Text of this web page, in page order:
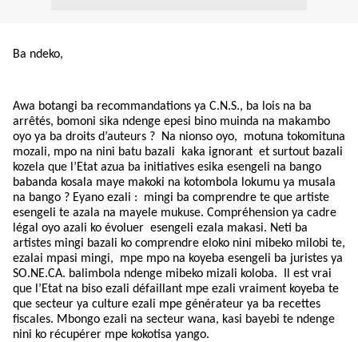
Ba ndeko,
Awa botangi ba recommandations ya C.N.S., ba lois na ba
arrêtés, bomoni sika ndenge epesi bino muinda na makambo
oyo ya ba droits d’auteurs ?
Na nionso oyo,
motuna tokomituna
mozali, mpo na nini batu bazali
kaka ignorant et surtout bazali
kozela que l’Etat azua ba initiatives esika esengeli na bango
babanda kosala maye makoki na kotombola lokumu ya musala
na bango ? Eyano ezali :
mingi ba comprendre te que artiste
esengeli te azala na mayele mukuse. Compréhension ya cadre
légal oyo azali ko évoluer esengeli ezala makasi. Neti ba
artistes mingi bazali ko comprendre eloko nini mibeko milobi te,
ezalai mpasi mingi,
mpe mpo na koyeba esengeli ba juristes ya
SO.NE.CA. balimbola ndenge mibeko mizali koloba.
Il est vrai
que l’Etat na biso ezali défaillant mpe ezali vraiment koyeba te
que secteur ya culture ezali mpe générateur ya ba recettes
fiscales. Mbongo ezali na secteur wana, kasi bayebi te ndenge
nini ko récupérer mpe kokotisa yango.